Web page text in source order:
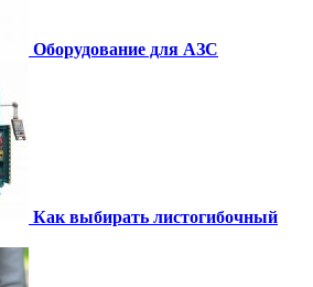
Оборудование для АЗС
Как выбирать листогибочный